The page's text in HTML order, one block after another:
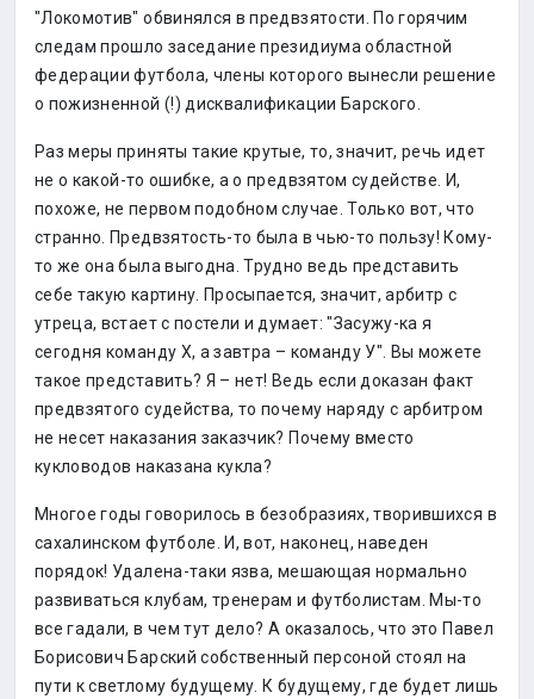
"Локомотив" обвинялся в предвзятости. По горячим
следам прошло заседание президиума областной
федерации футбола, члены которого вынесли решение
о пожизненной (!) дисквалификации Барского.
Раз меры приняты такие крутые, то, значит, речь идет
не о какой-то ошибке, а о предвзятом судействе. И,
похоже, не первом подобном случае. Только вот, что
странно. Предвзятость-то была в чью-то пользу! Кому-
то же она была выгодна. Трудно ведь представить
себе такую картину. Просыпается, значит, арбитр с
утреца, встает с постели и думает: "Засужу-ка я
сегодня команду Х, а завтра – команду У". Вы можете
такое представить? Я – нет! Ведь если доказан факт
предвзятого судейства, то почему наряду с арбитром
не несет наказания заказчик? Почему вместо
кукловодов наказана кукла?
Многое годы говорилось в безобразиях, творившихся в
сахалинском футболе. И, вот, наконец, наведен
порядок! Удалена-таки язва, мешающая нормально
развиваться клубам, тренерам и футболистам. Мы-то
все гадали, в чем тут дело? А оказалось, что это Павел
Борисович Барский собственный персоной стоял на
пути к светлому будущему. К будущему, где будет лишь